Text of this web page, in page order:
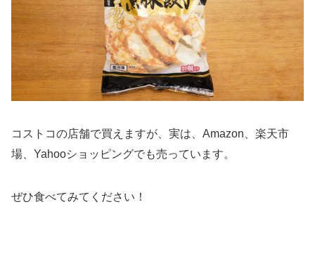
コストコの店舗で買えますが、実は、Amazon、楽天市
場、Yahooショッピングでも売っています。
ぜひ食べてみてください！